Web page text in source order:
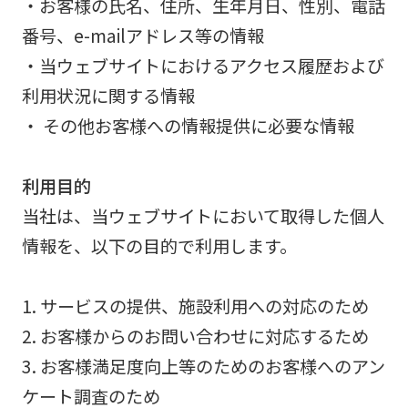
・お客様の氏名、住所、生年月日、性別、電話
番号、e-mailアドレス等の情報
・当ウェブサイトにおけるアクセス履歴および
利用状況に関する情報
・ その他お客様への情報提供に必要な情報
利用目的
当社は、当ウェブサイトにおいて取得した個人
情報を、以下の目的で利用します。
1. サービスの提供、施設利用への対応のため
2. お客様からのお問い合わせに対応するため
3. お客様満足度向上等のためのお客様へのアン
ケート調査のため